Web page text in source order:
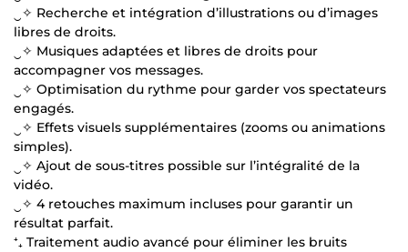
‿✧ Recherche et intégration d’illustrations ou d’images
libres de droits.
‿✧ Musiques adaptées et libres de droits pour
accompagner vos messages.
‿✧ Optimisation du rythme pour garder vos spectateurs
engagés.
‿✧ Effets visuels supplémentaires (zooms ou animations
simples).
‿✧ Ajout de sous-titres possible sur l’intégralité de la
vidéo.
‿✧ 4 retouches maximum incluses pour garantir un
résultat parfait.
⁺₊ Traitement audio avancé pour éliminer les bruits